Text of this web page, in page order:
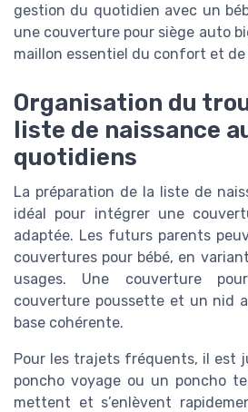
gestion du quotidien avec un
une couverture pour siège auto
maillon essentiel du confort et de
Organisation du
liste de naissance
quotidiens
La préparation de la liste de
idéal pour intégrer une
adaptée. Les futurs parents
couvertures pour bébé, en
usages. Une couverture
couverture poussette et un nid
base cohérente.
Pour les trajets fréquents, il est
poncho voyage ou un poncho
mettent et s’enlèvent